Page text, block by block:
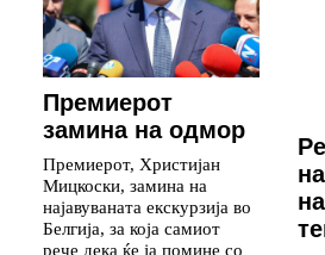
Премиерот
замина на одмор
Премиерот, Христијан
Мицкоски, замина на
најавуваната екскурзија во
Белгија, за која самиот
рече дека ќе ја помине со